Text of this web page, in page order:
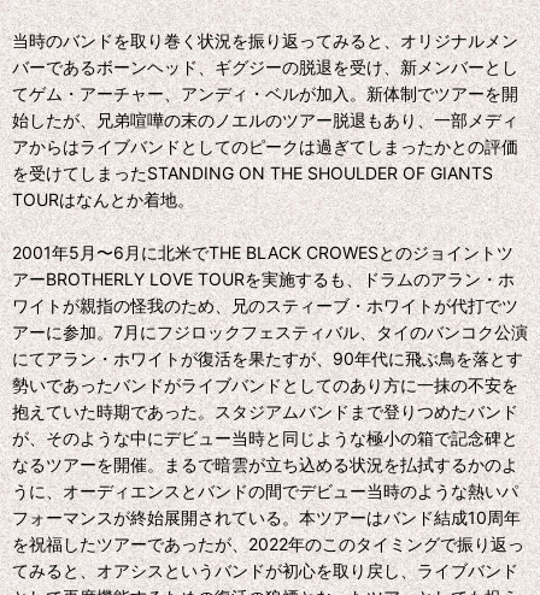
当時のバンドを取り巻く状況を振り返ってみると、オリジナルメン
バーであるボーンヘッド、ギグジーの脱退を受け、新メンバーとし
てゲム・アーチャー、アンディ・ベルが加入。新体制でツアーを開
始したが、兄弟喧嘩の末のノエルのツアー脱退もあり、一部メディ
アからはライブバンドとしてのピークは過ぎてしまったかとの評価
を受けてしまったSTANDING ON THE SHOULDER OF GIANTS
TOURはなんとか着地。
2001年5月〜6月に北米でTHE BLACK CROWESとのジョイントツ
アーBROTHERLY LOVE TOURを実施するも、ドラムのアラン・ホ
ワイトが親指の怪我のため、兄のスティーブ・ホワイトが代打でツ
アーに参加。7月にフジロックフェスティバル、タイのバンコク公演
にてアラン・ホワイトが復活を果たすが、90年代に飛ぶ鳥を落とす
勢いであったバンドがライブバンドとしてのあり方に一抹の不安を
抱えていた時期であった。スタジアムバンドまで登りつめたバンド
が、そのような中にデビュー当時と同じような極小の箱で記念碑と
なるツアーを開催。まるで暗雲が立ち込める状況を払拭するかのよ
うに、オーディエンスとバンドの間でデビュー当時のような熱いパ
フォーマンスが終始展開されている。本ツアーはバンド結成10周年
を祝福したツアーであったが、2022年のこのタイミングで振り返っ
てみると、オアシスというバンドが初心を取り戻し、ライブバンド